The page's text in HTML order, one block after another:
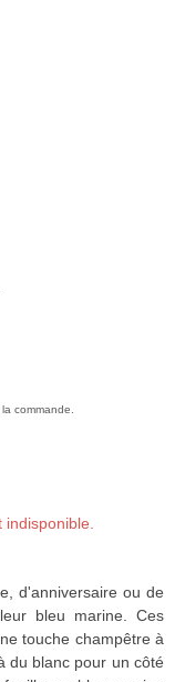
commande.
d'anniversaire ou de
bleu marine. Ces
touche champêtre à
du blanc pour un côté